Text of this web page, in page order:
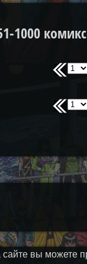
1000
сайте вы можете